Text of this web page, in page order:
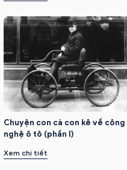
Chuyện con cà con kê về công
nghệ ô tô (phần I)
Xem chi tiết